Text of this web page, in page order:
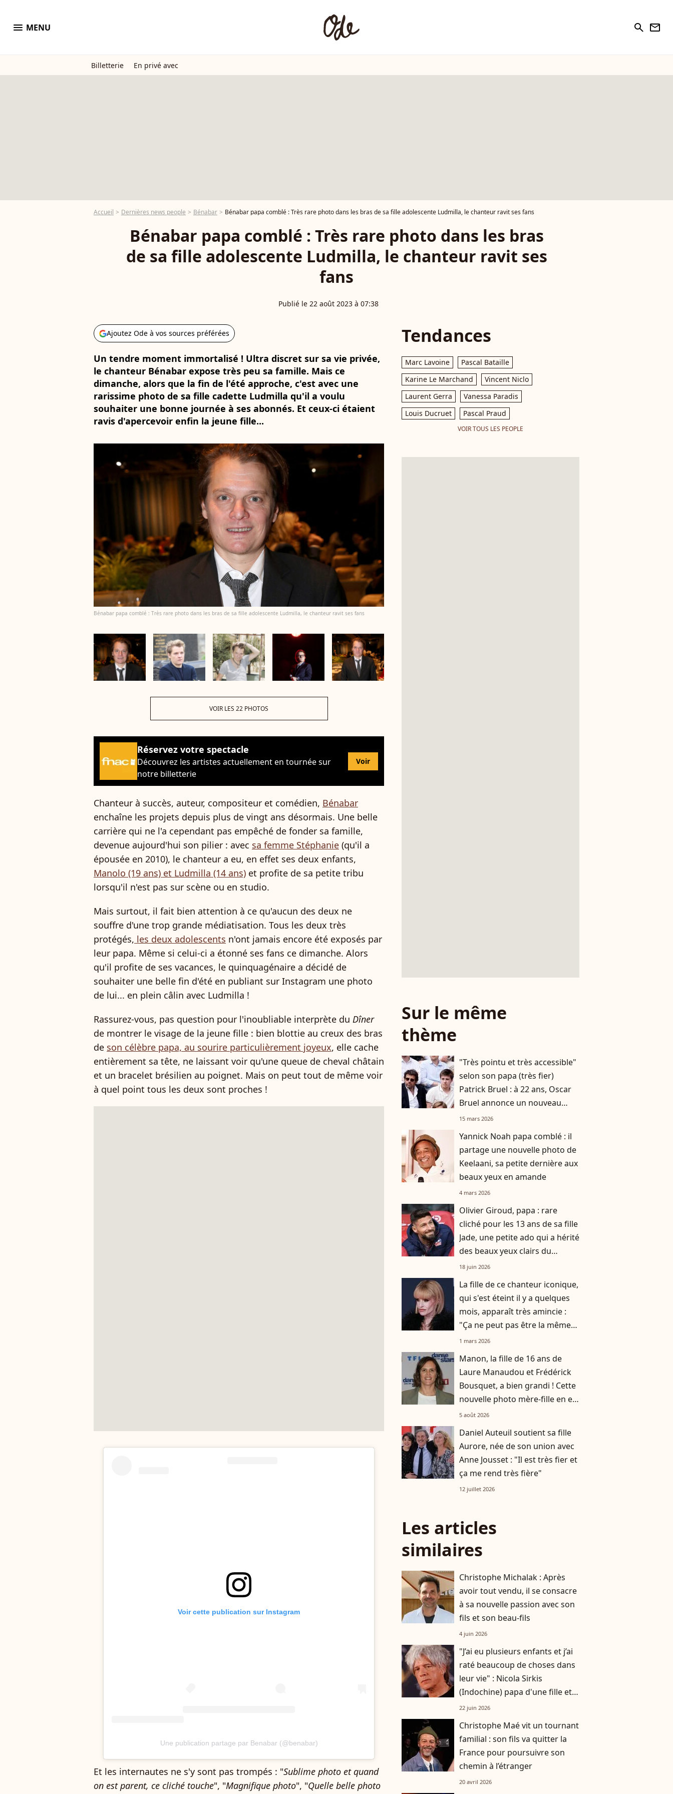
menu MENU search newsletter
Billetterie En privé avec
Accueil Dernières news people Bénabar Bénabar papa comblé : Très rare photo dans les bras de sa fille adolescente Ludmilla, le chanteur ravit ses fans
Bénabar papa comblé : Très rare photo dans les bras
de sa fille adolescente Ludmilla, le chanteur ravit ses
fans
Publié le 22 août 2023 à 07:38
Ajoutez Ode à vos sources préférées
Un tendre moment immortalisé ! Ultra discret sur sa vie privée,
le chanteur Bénabar expose très peu sa famille. Mais ce
dimanche, alors que la fin de l'été approche, c'est avec une
rarissime photo de sa fille cadette Ludmilla qu'il a voulu
souhaiter une bonne journée à ses abonnés. Et ceux-ci étaient
ravis d'apercevoir enfin la jeune fille...
Bénabar papa comblé : Très rare photo dans les bras de sa fille adolescente Ludmilla, le chanteur ravit ses fans
VOIR LES 22 PHOTOS
Réservez votre spectacle
Découvrez les artistes actuellement en tournée sur
notre billetterie
Voir
Chanteur à succès, auteur, compositeur et comédien, Bénabar
enchaîne les projets depuis plus de vingt ans désormais. Une belle
carrière qui ne l'a cependant pas empêché de fonder sa famille,
devenue aujourd'hui son pilier : avec sa femme Stéphanie (qu'il a
épousée en 2010), le chanteur a eu, en effet ses deux enfants,
Manolo (19 ans) et Ludmilla (14 ans) et profite de sa petite tribu
lorsqu'il n'est pas sur scène ou en studio.
Mais surtout, il fait bien attention à ce qu'aucun des deux ne
souffre d'une trop grande médiatisation. Tous les deux très
protégés, les deux adolescents n'ont jamais encore été exposés par
leur papa. Même si celui-ci a étonné ses fans ce dimanche. Alors
qu'il profite de ses vacances, le quinquagénaire a décidé de
souhaiter une belle fin d'été en publiant sur Instagram une photo
de lui... en plein câlin avec Ludmilla !
Rassurez-vous, pas question pour l'inoubliable interprète du Dîner
de montrer le visage de la jeune fille : bien blottie au creux des bras
de son célèbre papa, au sourire particulièrement joyeux, elle cache
entièrement sa tête, ne laissant voir qu'une queue de cheval châtain
et un bracelet brésilien au poignet. Mais on peut tout de même voir
à quel point tous les deux sont proches !
Voir cette publication sur Instagram
Une publication partage par Benabar (@benabar)
Et les internautes ne s'y sont pas trompés : "Sublime photo et quand
on est parent, ce cliché touche", "Magnifique photo", "Quelle belle photo
Tendances
Marc Lavoine
Pascal Bataille
Karine Le Marchand
Vincent Niclo
Laurent Gerra
Vanessa Paradis
Louis Ducruet
Pascal Praud
VOIR TOUS LES PEOPLE
Sur le même
thème
"Très pointu et très accessible"
selon son papa (très fier)
Patrick Bruel : à 22 ans, Oscar
Bruel annonce un nouveau
projet lié aux neurosciences
15 mars 2026
Yannick Noah papa comblé : il
partage une nouvelle photo de
Keelaani, sa petite dernière aux
beaux yeux en amande
4 mars 2026
Olivier Giroud, papa : rare
cliché pour les 13 ans de sa fille
Jade, une petite ado qui a hérité
des beaux yeux clairs du
footballeur
18 juin 2026
La fille de ce chanteur iconique,
qui s'est éteint il y a quelques
mois, apparaît très amincie :
"Ça ne peut pas être la même
personne"
1 mars 2026
Manon, la fille de 16 ans de
Laure Manaudou et Frédérick
Bousquet, a bien grandi ! Cette
nouvelle photo mère-fille en est
la preuve
5 août 2026
Daniel Auteuil soutient sa fille
Aurore, née de son union avec
Anne Jousset : "Il est très fier et
ça me rend très fière"
12 juillet 2026
Les articles
similaires
Christophe Michalak : Après
avoir tout vendu, il se consacre
à sa nouvelle passion avec son
fils et son beau-fils
4 juin 2026
"J’ai eu plusieurs enfants et j’ai
raté beaucoup de choses dans
leur vie" : Nicola Sirkis
(Indochine) papa d'une fille et
de deux garçons
22 juin 2026
Christophe Maé vit un tournant
familial : son fils va quitter la
France pour poursuivre son
chemin à l’étranger
20 avril 2026